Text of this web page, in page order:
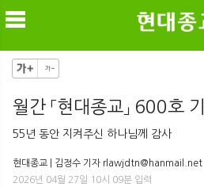
메
월간 「현대종교」 600호
55년 동안 지켜주신 하나님께 감사
현대종교 | 김정수 기자 rlawjdtn@hanmail.net
2026년 04월 27일 10시 09분 입력